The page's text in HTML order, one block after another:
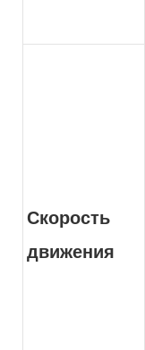
Скорость
движения